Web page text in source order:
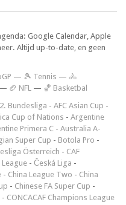
Google Calendar, Apple
Altijd up-to-date, en geen
— 🎾 Tennis — 🚴
— 🏈 NFL — 🏀 Basketbal
2. Bundesliga - AFC Asian Cup -
Cup of Nations - Argentine
Primera C - Australia A-
Super Cup - Botola Pro -
Österreich - CAF
League - Česká Liga -
- China League Two - China
- Chinese FA Super Cup -
- CONCACAF Champions League